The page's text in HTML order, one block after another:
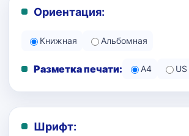
Ориентация:
Книжная Альбомная
Разметка печати: A4
Шрифт: